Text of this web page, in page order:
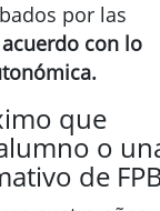
por las
con lo
que
o
de